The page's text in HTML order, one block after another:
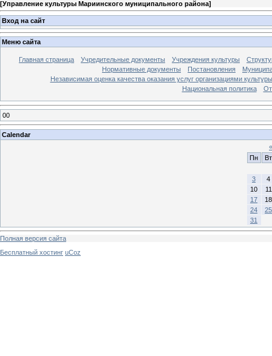
[Управление культуры Мариинского муниципального района]
Вход на сайт
Меню сайта
Главная страница Учредительные документы Учреждения культуры
Нормативные документы
Постановления
Независимая оценка качества оказания услуг организациями культуры
Национальная политика
00
Calendar
«
Пн
Вт
3
4
10
11
17
18
24
25
31
Полная версия сайта
Бесплатный хостинг uCoz